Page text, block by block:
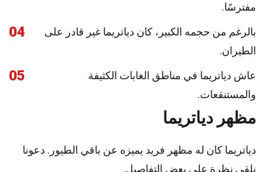
مفترسًا.
04
بالرغم من حجمه الكبير، كان دياتريما غير قادر على
الطيران.
05
عاش دياتريما في مناطق الغابات الكثيفة
والمستنقعات.
مظهر دياتريما
دياتريما كان له مظهر فريد يميزه عن باقي الطيور. دعونا
نلقي نظرة على بعض التفاصيل.